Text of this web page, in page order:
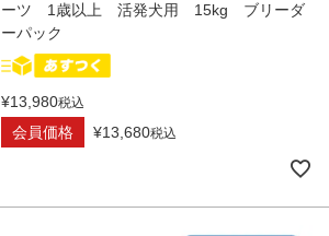
ーツ 1歳以上 活発犬用 15kg ブリーダ
ーパック
¥13,980税込
会員価格 ¥13,680税込